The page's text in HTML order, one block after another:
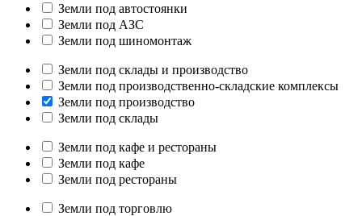
Земли под автостоянки
Земли под АЗС
Земли под шиномонтаж
Земли под склады и производство
Земли под производственно-складские комплексы
Земли под производство
Земли под склады
Земли под кафе и рестораны
Земли под кафе
Земли под рестораны
Земли под торговлю